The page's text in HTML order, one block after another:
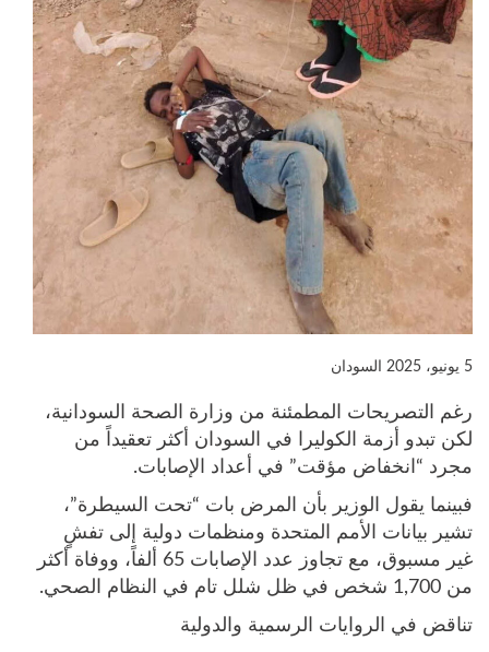
5 يونيو، 2025 السودان
رغم التصريحات المطمئنة من وزارة الصحة السودانية،
لكن تبدو أزمة الكوليرا في السودان أكثر تعقيداً من
مجرد “انخفاض مؤقت” في أعداد الإصابات.
فبينما يقول الوزير بأن المرض بات “تحت السيطرة”،
تشير بيانات الأمم المتحدة ومنظمات دولية إلى تفشٍ
غير مسبوق، مع تجاوز عدد الإصابات 65 ألفاً، ووفاة أكثر
من 1,700 شخص في ظل شلل تام في النظام الصحي.
تناقض في الروايات الرسمية والدولية